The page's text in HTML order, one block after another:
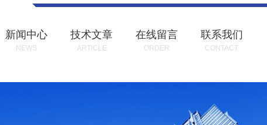
新闻中心
NEWS
技术文章
ARTICLE
在线留言
ORDER
联系我们
CONTACT